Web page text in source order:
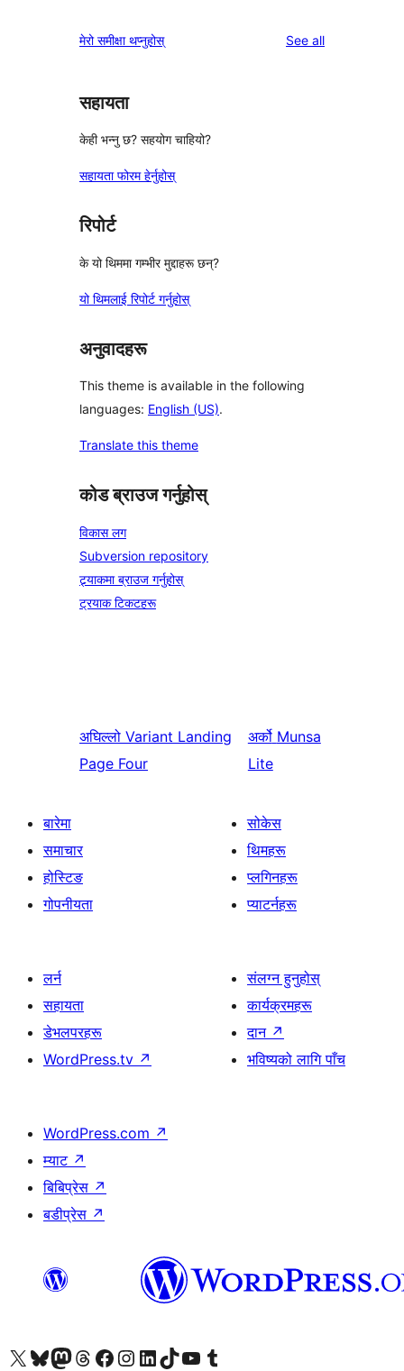
मेरो समीक्षा थप्नुहोस् See allreviews
सहायता
केही भन्नु छ? सहयोग चाहियो?
सहायता फोरम हेर्नुहोस्
रिपोर्ट
के यो थिममा गम्भीर मुद्दाहरू छन्?
यो थिमलाई रिपोर्ट गर्नुहोस्
अनुवादहरू
This theme is available in the following
languages: English (US).
Translate this theme
कोड ब्राउज गर्नुहोस्
विकास लग
Subversion repository
ट्र्याकमा ब्राउज गर्नुहोस्
ट्रयाक टिकटहरू
अघिल्लो Variant Landing
Page Four
अर्को Munsa
Lite
बारेमा
समाचार
होस्टिङ
गोपनीयता
सोकेस
थिमहरू
प्लगिनहरू
प्याटर्नहरू
लर्न
सहायता
डेभलपरहरू
WordPress.tv ↗
संलग्न हुनुहोस्
कार्यक्रमहरू
दान ↗
भविष्यको लागि पाँच
WordPress.com ↗
म्याट ↗
बिबिप्रेस ↗
बडीप्रेस ↗
हाम्रो X (पहिले ट्विटर) खातामा जानुहोस्
हाम्रो Bluesky खाता भ्रमण गर्नुहोस्
हाम्रो म्यास्टोडन खाता भ्रमण गर्नुहोस्
हाम्रो थ्रेड्स खातामा जानुहोस्
हाम्रो फेसबुक पेजमा जानुहोस्
हाम्रो इन्स्टाग्राम खातामा जानुहोस्
हाम्रो लिङ्क्डइन खातामा जानुहोस्
हाम्रो TikTok खाता भ्रमण गर्नुहोस्
हाम्रो युट्युब च्यानलमा जानुहोस्
हाम्रो टम्बलर खाता भ्रमण गर्नुहोस्